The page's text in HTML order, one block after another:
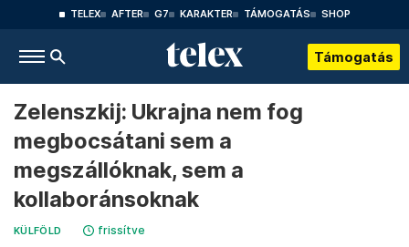
TELEX AFTER G7 KARAKTER TÁMOGATÁS SHOP
Támogatás
Zelenszkij: Ukrajna nem fog
megbocsátani sem a
megszállóknak, sem a
kollaboránsoknak
KÜLFÖLD frissítve